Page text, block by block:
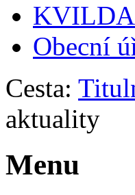
Obecní
Cesta:
aktuality
Menu